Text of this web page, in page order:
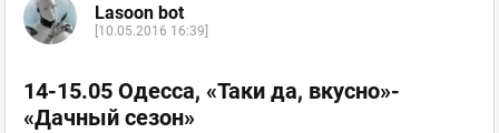
Lasoon bot
[10.05.2016 16:39]
14-15.05 Одесса, «Таки да, вкусно»-
«Дачный сезон»